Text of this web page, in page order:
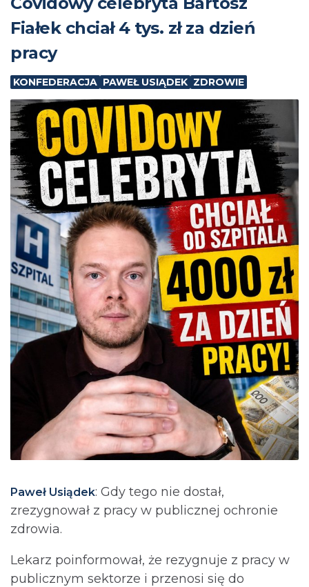
Fiałek chciał 4 tys. zł za dzień
pracy
KONFEDERACJA PAWEŁ USIĄDEK ZDROWIE
Paweł Usiądek: Gdy tego nie dostał,
zrezygnował z pracy w publicznej ochronie
zdrowia.
Lekarz poinformował, że rezygnuje z pracy w
publicznym sektorze i przenosi się do